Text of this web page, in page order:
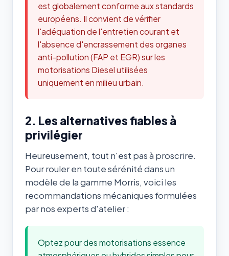
est globalement conforme aux standards
européens. Il convient de vérifier
l'adéquation de l'entretien courant et
l'absence d'encrassement des organes
anti-pollution (FAP et EGR) sur les
motorisations Diesel utilisées
uniquement en milieu urbain.
2. Les alternatives fiables à
privilégier
Heureusement, tout n'est pas à proscrire.
Pour rouler en toute sérénité dans un
modèle de la gamme Morris, voici les
recommandations mécaniques formulées
par nos experts d'atelier :
Optez pour des motorisations essence